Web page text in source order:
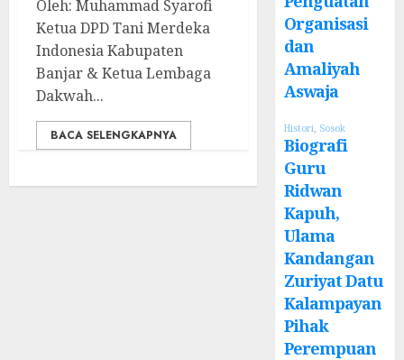
Oleh: Muhammad Syarofi
Ketua DPD Tani Merdeka
Indonesia Kabupaten
Banjar & Ketua Lembaga
Dakwah...
BACA SELENGKAPNYA
Organisasi
dan
Amaliyah
Aswaja
Histori Sosok
Biografi
Guru
Ridwan
Kapuh,
Ulama
Kandangan
Zuriyat Datu
Kalampayan
Pihak
Perempuan